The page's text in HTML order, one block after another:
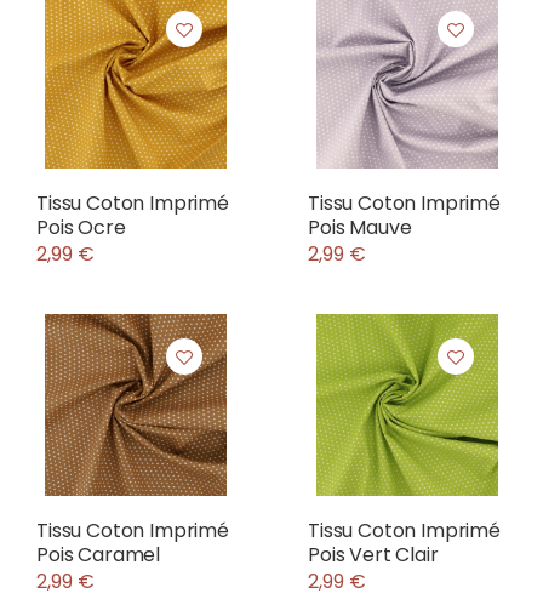
Tissu Coton Imprimé
Pois Ocre
2,99 €
Tissu Coton Imprimé
Pois Mauve
2,99 €
Tissu Coton Imprimé
Pois Caramel
2,99 €
Tissu Coton Imprimé
Pois Vert Clair
2,99 €